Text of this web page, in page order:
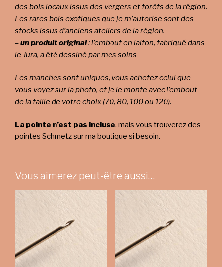
des bois locaux issus des vergers et forêts de la région.
Les rares bois exotiques que je m’autorise sont des
stocks issus d’anciens ateliers de la région.
–un produit original: l’embout en laiton, fabriqué dans
le Jura, a été dessiné par mes soins
Les manches sont uniques, vous achetez celui que
vous voyez sur la photo, et je le monte avec l’embout
de la taille de votre choix (70, 80, 100 ou 120).
La pointe n’est pas incluse, mais vous trouverez des
pointes Schmetz sur ma boutique si besoin.
Vous aimerez peut-être aussi…